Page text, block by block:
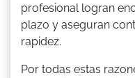
profesional logran
plazo y aseguran
rapidez.
Por todas estas